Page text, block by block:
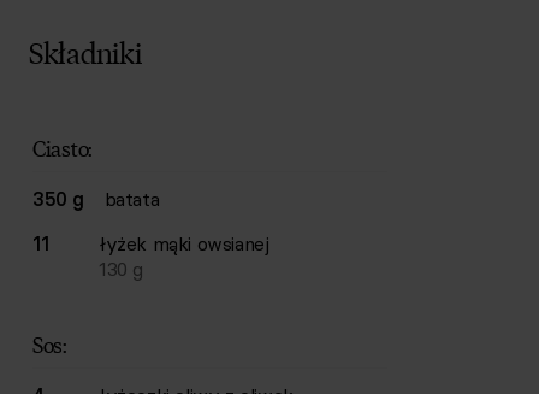
Składniki
Ciasto:
350 g
batata
11
łyżek mąki owsianej
130 g
Sos: